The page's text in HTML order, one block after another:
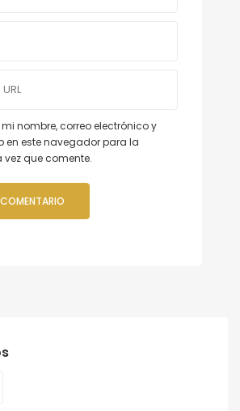
nombre, correo electrónico y
en este navegador para la
vez que comente.